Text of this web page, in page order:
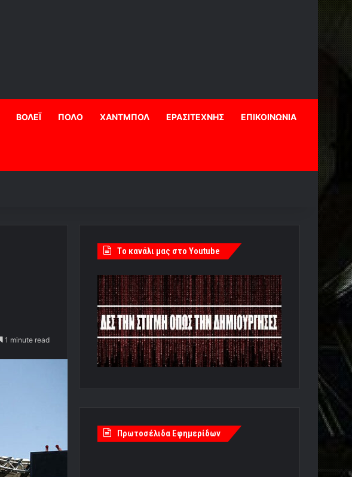
ΒΟΛΕΪ ΠΟΛΟ ΧΑΝΤΜΠΟΛ ΕΡΑΣΙΤΕΧΝΗΣ ΕΠΙΚΟΙΝΩΝΙΑ
1 minute read
Tο κανάλι μας στο Youtube
Πρωτοσέλιδα Εφημερίδων